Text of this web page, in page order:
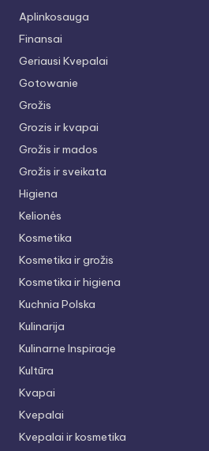
Aplinkosauga
Finansai
Geriausi Kvepalai
Gotowanie
Grožis
Grozis ir kvapai
Grožis ir mados
Grožis ir sveikata
Higiena
Kelionės
Kosmetika
Kosmetika ir grožis
Kosmetika ir higiena
Kuchnia Polska
Kulinarija
Kulinarne Inspiracje
Kultūra
Kvapai
Kvepalai
Kvepalai ir kosmetika